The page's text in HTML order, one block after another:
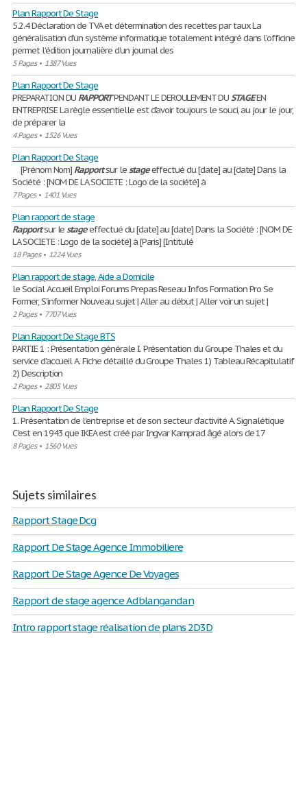
Plan Rapport De Stage
5.2.4 Déclaration de TVA et détermination des recettes par taux La
généralisation d’un système informatique totalement intégré dans l’officine
permet l’édition journalière d’un journal des
5 Pages• 1387 Vues
Plan Rapport De Stage
PREPARATION DU RAPPORTPENDANT LE DEROULEMENT DUSTAGEEN
ENTREPRISE La règle essentielle est d’avoir toujours le souci, au jour le jour,
de préparer la
4 Pages• 1526 Vues
Plan Rapport De Stage
[Prénom Nom] Rapportsur lestageeffectué du [date] au [date] Dans la
Société : [NOM DE LA SOCIETE : Logo de la société] à
7 Pages• 1401 Vues
Plan rapport de stage
Rapportsur lestageeffectué du [date] au [date] Dans la Société : [NOM DE
LA SOCIETE : Logo de la société] à [Paris] [Intitulé
18 Pages• 1224 Vues
Plan rapport de stage, Aide a Domicile
le Social Accueil Emploi Forums Prepas Reseau Infos Formation Pro Se
Former, S'informer Nouveau sujet | Aller au début | Aller voir un sujet |
2 Pages• 7707 Vues
Plan Rapport De Stage BTS
PARTIE 1 : Présentation générale I. Présentation du Groupe Thales et du
service d’accueil A. Fiche détaillé du Groupe Thales 1) Tableau Récapitulatif
2) Description
2 Pages• 2805 Vues
Plan Rapport De Stage
1. Présentation de l'entreprise et de son secteur d'activité A. Signalétique
C'est en 1943 que IKEA est créé par Ingvar Kamprad âgé alors de 17
8 Pages• 1560 Vues
Sujets similaires
Rapport Stage Dcg
Rapport De Stage Agence Immobiliere
Rapport De Stage Agence De Voyages
Rapport de stage agence Adblangandan
Intro rapport stage réalisation de plans 2D3D